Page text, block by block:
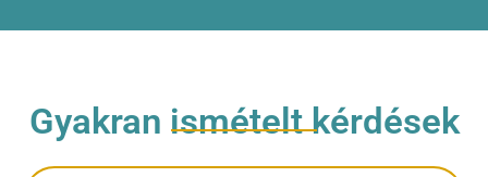
Gyakran ismételt kérdések